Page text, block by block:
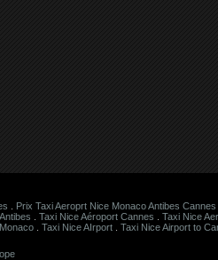
Prix Taxi Aeroprt Nice Monaco Antibes Cannes
Taxi Nice Aéroport Cannes
Taxi Nice
Taxi Nice AIrport
Taxi Nice Airport to